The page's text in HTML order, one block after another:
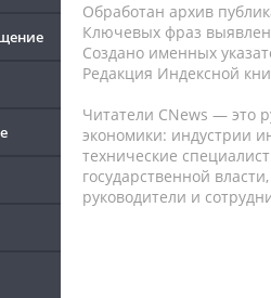
Обработан архив
Ключевых фраз
Создано именных
Редакция Индексной
Читатели CNews — это
экономики: индустрии
технические
государственной
руководители и